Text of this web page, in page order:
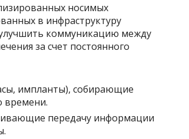
носимых
в инфраструктуру
коммуникацию между
за счет постоянного
импланты), собирающие
времени.
передачу информации